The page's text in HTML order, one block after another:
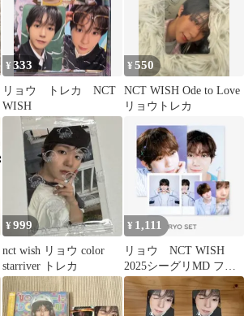
¥333
リョウ トレカ NCT
WISH
¥550
NCT WISH Ode to Love
リョウトレカ
¥999
nct wish リョウ color
starriver トレカ
¥ 1,111
リョウ NCT WISH
2025シーグリMD フォ
トパック ポップアッ
プ限定